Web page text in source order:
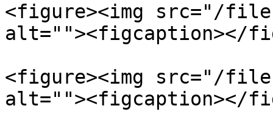
<figure><img src="/files/
alt=""><figcaption></
<figure><img src="/
alt=""><figcaption></